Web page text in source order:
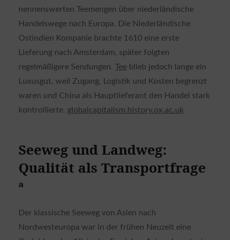
nennenswerten Teemengen über niederländische
Handelswege nach Europa. Die Niederländische
Ostindien Kompanie brachte 1610 eine erste
Lieferung nach Amsterdam, später folgten
regelmäßigere Sendungen. Teeblieb jedoch lange ein
Luxusgut, weil Zugang, Logistik und Kosten begrenzt
waren und China als Hauptlieferant den Handel stark
kontrollierte. globalcapitalism.history.ox.ac.uk
Seeweg und Landweg:
Qualität als Transportfrage
ᵃ
Der klassische Seeweg von Asien nach
Nordwesteuropa war in der frühen Neuzeit eine